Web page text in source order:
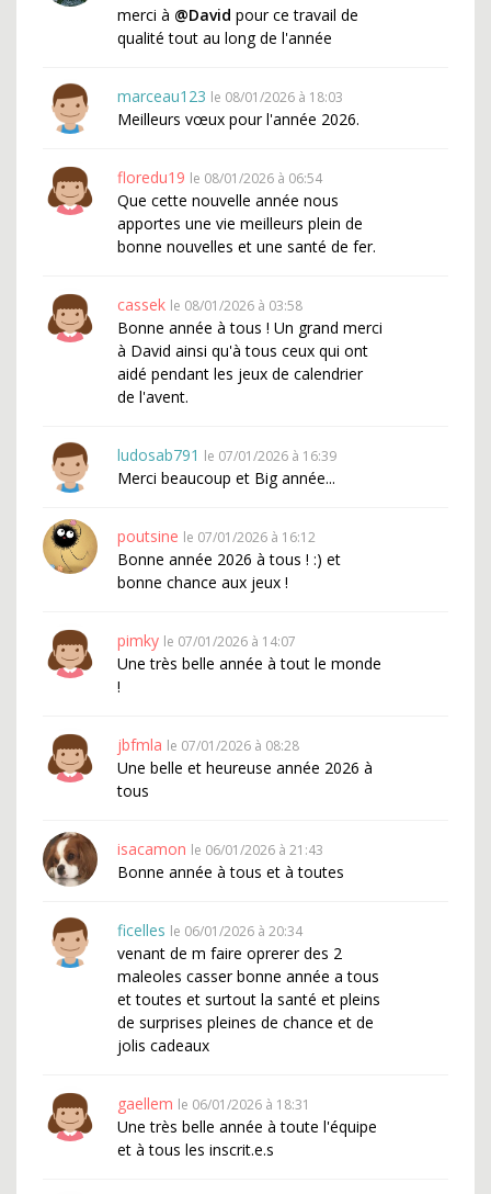
merci à @David pour ce travail de
qualité tout au long de l'année
marceau123 le 08/01/2026 à 18:03
Meilleurs vœux pour l'année 2026.
floredu19 le 08/01/2026 à 06:54
Que cette nouvelle année nous
apportes une vie meilleurs plein de
bonne nouvelles et une santé de fer.
cassek le 08/01/2026 à 03:58
Bonne année à tous ! Un grand merci
à David ainsi qu'à tous ceux qui ont
aidé pendant les jeux de calendrier
de l'avent.
ludosab791 le 07/01/2026 à 16:39
Merci beaucoup et Big année...
poutsine le 07/01/2026 à 16:12
Bonne année 2026 à tous ! :) et
bonne chance aux jeux !
pimky le 07/01/2026 à 14:07
Une très belle année à tout le monde
!
jbfmla le 07/01/2026 à 08:28
Une belle et heureuse année 2026 à
tous
isacamon le 06/01/2026 à 21:43
Bonne année à tous et à toutes
ficelles le 06/01/2026 à 20:34
venant de m faire oprerer des 2
maleoles casser bonne année a tous
et toutes et surtout la santé et pleins
de surprises pleines de chance et de
jolis cadeaux
gaellem le 06/01/2026 à 18:31
Une très belle année à toute l'équipe
et à tous les inscrit.e.s